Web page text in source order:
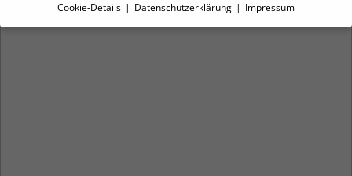
Cookie-Details Datenschutzerklärung Impressum
Datenschutzeinstellungen